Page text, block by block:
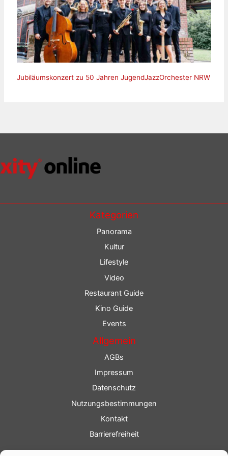
Jubiläumskonzert zu 50 Jahren JugendJazzOrchester NRW
Kategorien
Panorama
Kultur
Lifestyle
Video
Restaurant Guide
Kino Guide
Events
Allgemein
AGBs
Impressum
Datenschutz
Nutzungsbestimmungen
Kontakt
Barrierefreiheit